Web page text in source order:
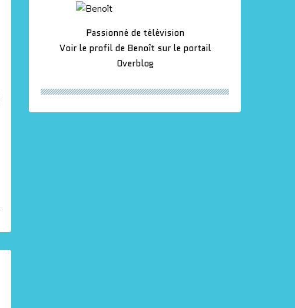
Passionné de télévision
Voir le profil de Benoît sur le portail
Overblog